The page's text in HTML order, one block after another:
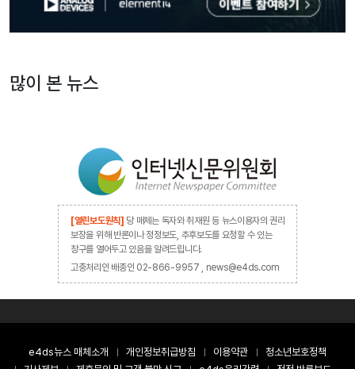
많이 본 뉴스
[열린보도원칙] 당 매체는 독자와 취재원 등 뉴스이용자의 권리
보장을 위해 반론이나 정정보도, 추후보도를 요청할 수 있는
창구를 열어두고 있음을 알려드립니다.
고충처리인 배종인 02-866-9957 , news@e4ds.com
e4ds뉴스 매체소개 개인정보취급방침 이용약관
청소년보호정책